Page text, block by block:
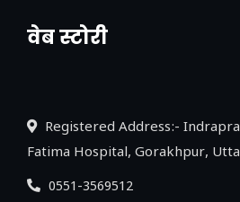
वेब स्टोरी
नया एक्सप्रेसवे: पूर्वांचल का
Registered Address:-
Fatima Hospital, Gorakhpur,
0551-3569512